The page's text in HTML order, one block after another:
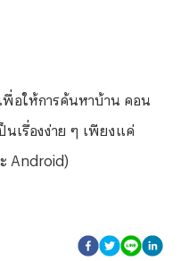
พื่อให้การค้นหาบ้าน คอน
เรื่องง่าย ๆ เพียงแค่
Android)